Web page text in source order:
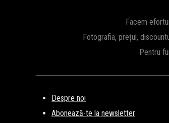
Facem
Fotografia, prețul,
Pentru
Despre noi
Abonează-te la newsletter